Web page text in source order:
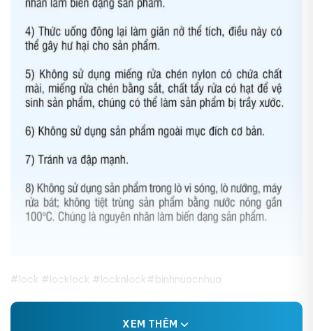
#lock #locklock #locknlock#binhnuocnhua
XEM THÊM